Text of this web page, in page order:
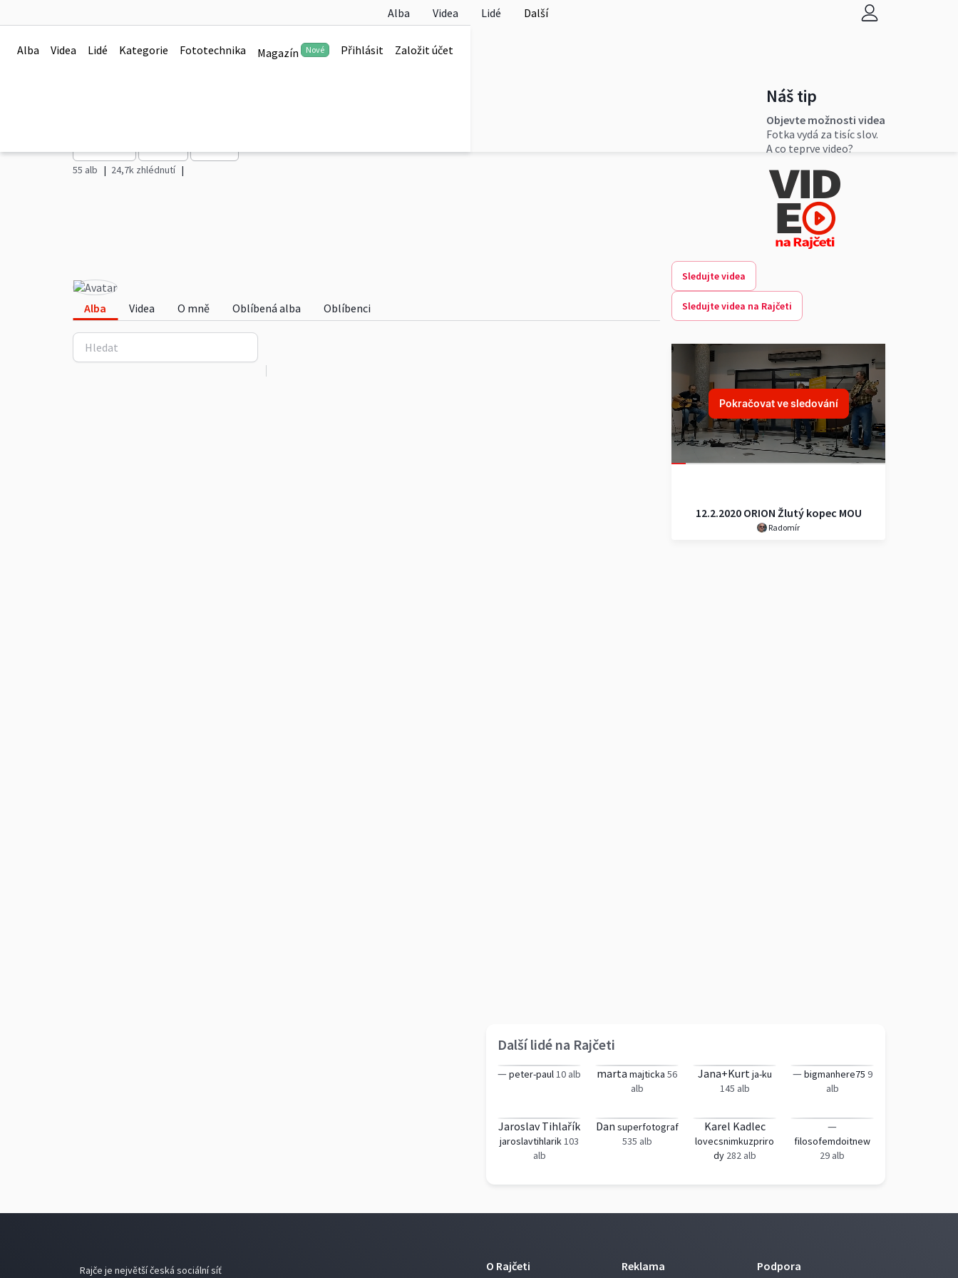
Alba Videa Lidé Další
Alba Videa Lidé Kategorie Fototechnika Magazín Nové Přihlásit Založit účet
55 alb
24,7k zhlédnutí
Náš tip
Objevte možnosti videa
Fotka vydá za tisíc slov.
A co teprve video?
Alba Videa O mně Oblíbená alba Oblíbenci
Sledujte videa
Sledujte videa na Rajčeti
Pokračovat ve sledování
12.2.2020 ORION Žlutý kopec MOU
Radomír
Další lidé na Rajčeti
— peter-paul10 alb marta majticka 56
alb
Jana+Kurtja-ku
145 alb
— bigmanhere75 9
alb
Jaroslav Tihlařík
jaroslavtihlarik103
alb
Dan superfotograf
535 alb
Karel Kadlec
lovecsnimkuzpriro
dy 282 alb
—
filosofemdoitnew
29 alb
Rajče je největší česká sociální síť
O Rajčeti Reklama Podpora